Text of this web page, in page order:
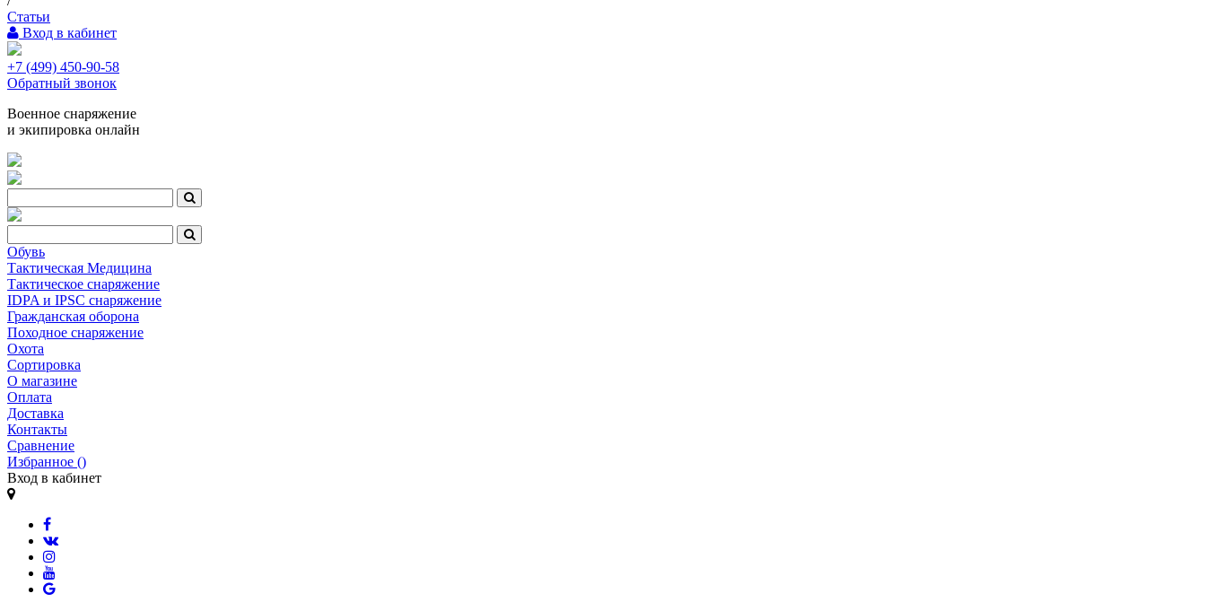
Статьи
Вход в кабинет
+7 (499) 450-90-58
Обратный звонок
Военное снаряжение
и экипировка онлайн
Обувь
Тактическая Медицина
Тактическое снаряжение
IDPA и IPSC снаряжение
Гражданская оборона
Походное снаряжение
Охота
Сортировка
О магазине
Оплата
Доставка
Контакты
Сравнение
Избранное ()
Вход в кабинет